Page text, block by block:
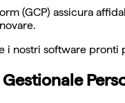
(GCP) assicura
nostri software